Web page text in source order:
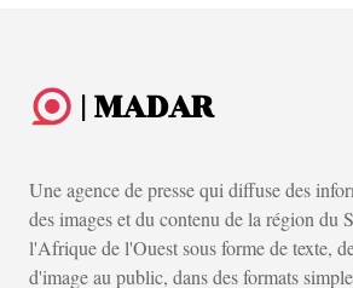
| MADAR
Une agence de presse qui diffuse des
des images et du contenu de la région du
l'Afrique de l'Ouest sous forme de texte,
d'image au public, dans des formats